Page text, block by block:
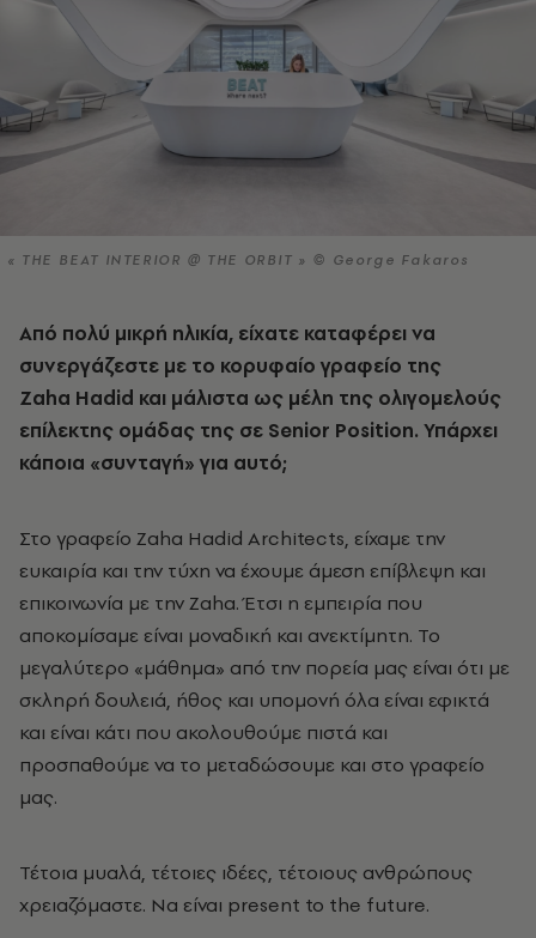
« THE BEAT INTERIOR @ THE ORBIT » © George Fakaros
Από πολύ μικρή ηλικία, είχατε καταφέρει να
συνεργάζεστε με το κορυφαίο γραφείο της
Ζaha Hadid και μάλιστα ως μέλη της ολιγομελούς
επίλεκτης ομάδας της σε Senior Position. Υπάρχει
κάποια «συνταγή» για αυτό;
Στο γραφείο Zaha Hadid Architects, είχαμε την
ευκαιρία και την τύχη να έχουμε άμεση επίβλεψη και
επικοινωνία με την Zaha. Έτσι η εμπειρία που
αποκομίσαμε είναι μοναδική και ανεκτίμητη. Το
μεγαλύτερο «μάθημα» από την πορεία μας είναι ότι με
σκληρή δουλειά, ήθος και υπομονή όλα είναι εφικτά
και είναι κάτι που ακολουθούμε πιστά και
προσπαθούμε να το μεταδώσουμε και στο γραφείο
μας.
Τέτοια μυαλά, τέτοιες ιδέες, τέτοιους ανθρώπους
χρειαζόμαστε. Να είναι present to the future.